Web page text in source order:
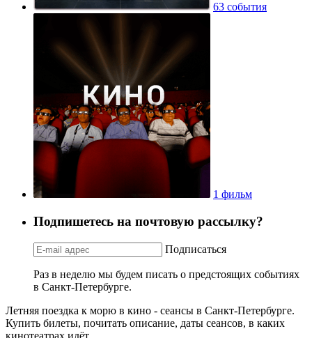
63 события
1 фильм
Подпишетесь на почтовую рассылку?
Подписаться
Раз в неделю мы будем писать о предстоящих событиях
в Санкт-Петербурге.
Летняя поездка к морю в кино - сеансы в Санкт-Петербурге.
Купить билеты, почитать описание, даты сеансов, в каких
кинотеатрах идёт.